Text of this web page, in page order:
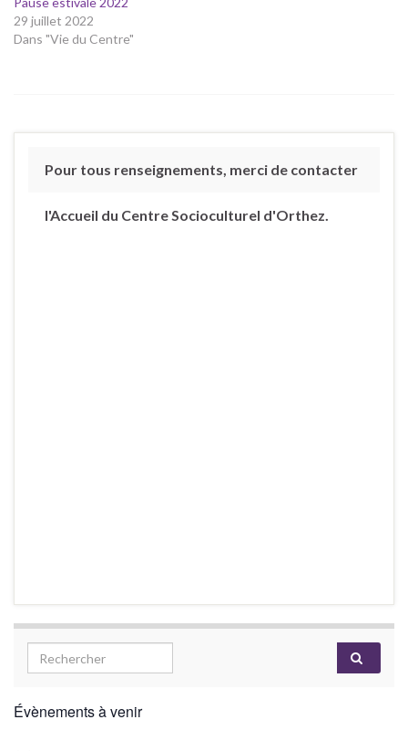
29 juillet 2022
Dans "Vie du Centre"
Pour tous renseignements, merci de contacter
l'Accueil du Centre Socioculturel d'Orthez.
Évènements à venir